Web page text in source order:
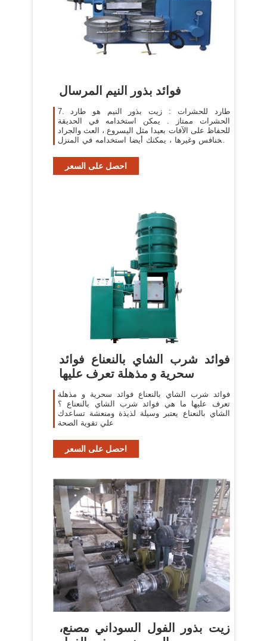
فوائد بذور النيم المرسال
7. طارد للحشرات : زيت بذور النيم هو طارد
الحشرات ممتاز . يمكن استخدامه في الحديقة
للحفاظ على الآفات بعيدا مثل اليسروع ، العث والجراد
والخنافس وغيرها ، يمكنك أيضا استخدامه في المنزل
احصل على السعر
فوائد شرب الشاي بالنعناع فوائد
سحرية و مذهلة تعرف عليها
فوائد شرب الشاي بالنعناع فوائد سحرية و مذهلة
تعرف عليها ما هي فوائد شرب الشاي بالنعناع ؟
الشاي بالنعناع يعتبر وسيلة لذيذة ومنعشة تساعدك
علي تقوية الصحة
احصل على السعر
زيت بذور الفول السوداني مصنع،